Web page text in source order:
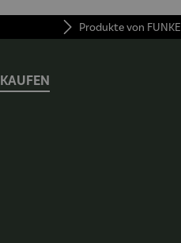
Produkte von FUNKE